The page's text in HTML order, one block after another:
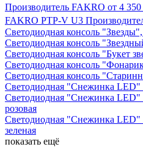
Производитель FAKRO от 4
FAKRO PTP-V U3
Светодиодная консоль
Светодиодная консоль
Светодиодная консоль "Букет
Светодиодная консоль
Светодиодная консоль
Светодиодная "Снежинка LED"
Светодиодная "Снежинка LED"
розовая
Светодиодная "Снежинка LED"
зеленая
показать ещё